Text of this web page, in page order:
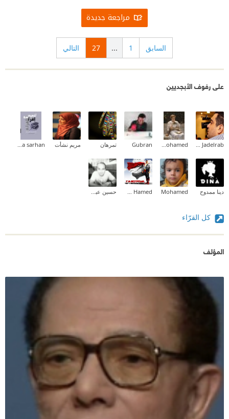
مراجعة جديدة
السابق 1
...
27 التالي
على رفوف الأبجديين
Mohamed Jadelrab
Aliaa Mohamed
Gubran تمرهان مريم نشأت Dina sarhan
دينا ممدوح Mohamed
Khaled Hamed حسين عبد القوي
كل القرّاء
المؤلف